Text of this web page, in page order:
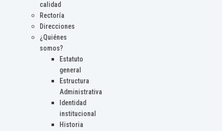
calidad
Rectoría
Direcciones
¿Quiénes
somos?
Estatuto
general
Estructura
Administrativa
Identidad
institucional
Historia